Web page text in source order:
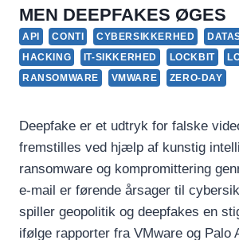
MEN DEEPFAKES ØGES
API CONTI CYBERSIKKERHED
HACKING
IT-SIKKERHED LOCKBIT
RANSOMWARE
VMWARE ZERO-DAY
Deepfake er et udtryk for falske
fremstilles ved hjælp af kunstig
ransomware og kompromittering
e-mail er førende årsager til
spiller geopolitik og deepfakes en
ifølge rapporter fra VMware og Palo